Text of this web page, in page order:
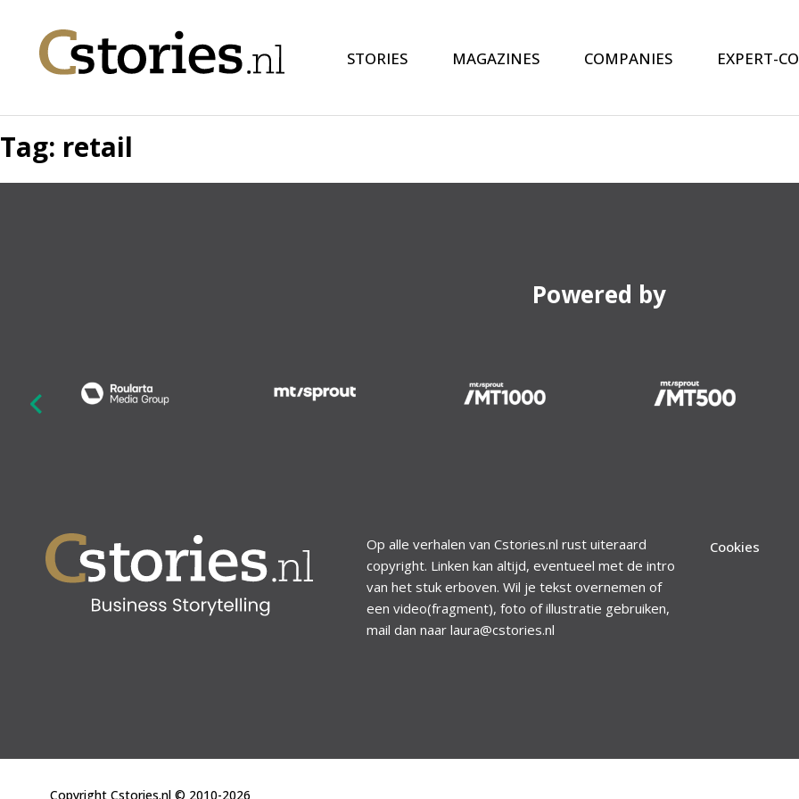
STORIES MAGAZINES COMPANIES EXPERT-
Tag: retail
Powered by
Op alle verhalen van Cstories.nl rust uiteraard
copyright. Linken kan altijd, eventueel met de intro
van het stuk erboven. Wil je tekst overnemen of
een video(fragment), foto of illustratie gebruiken,
mail dan naar laura@cstories.nl
Cookies
Copyright Cstories.nl © 2010-2026